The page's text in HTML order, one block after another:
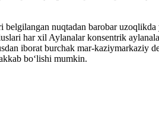
belgilangan nuqtadan barobar
har xil Aylanalar konsentrik
iborat burchak mar-kaziymarkaziy
boʻlishi mumkin.